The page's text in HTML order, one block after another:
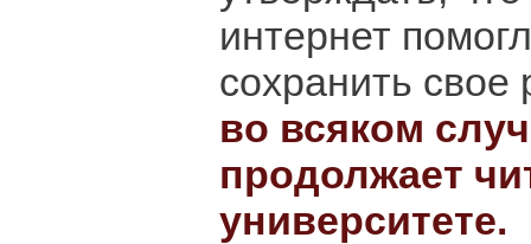
интернет
сохранить свое
во всяком
продолжает
университете.